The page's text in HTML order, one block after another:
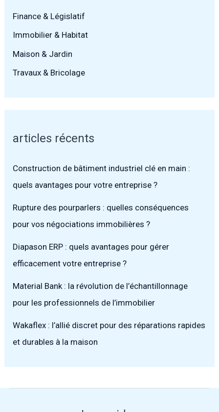
Finance & Législatif
Immobilier & Habitat
Maison & Jardin
Travaux & Bricolage
articles récents
Construction de bâtiment industriel clé en main :
quels avantages pour votre entreprise ?
Rupture des pourparlers : quelles conséquences
pour vos négociations immobilières ?
Diapason ERP : quels avantages pour gérer
efficacement votre entreprise ?
Material Bank : la révolution de l’échantillonnage
pour les professionnels de l’immobilier
Wakaflex : l’allié discret pour des réparations rapides
et durables à la maison